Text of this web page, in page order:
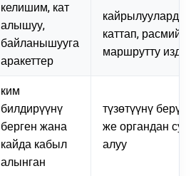
келишим, кат
алышуу,
байланышууга
аракеттер
кайрылууларды
каттап, расмий
маршрутту
ким
билдирүүнү
берген жана
кайда кабыл
алынган
түзөтүүнү
же органдан
алуу